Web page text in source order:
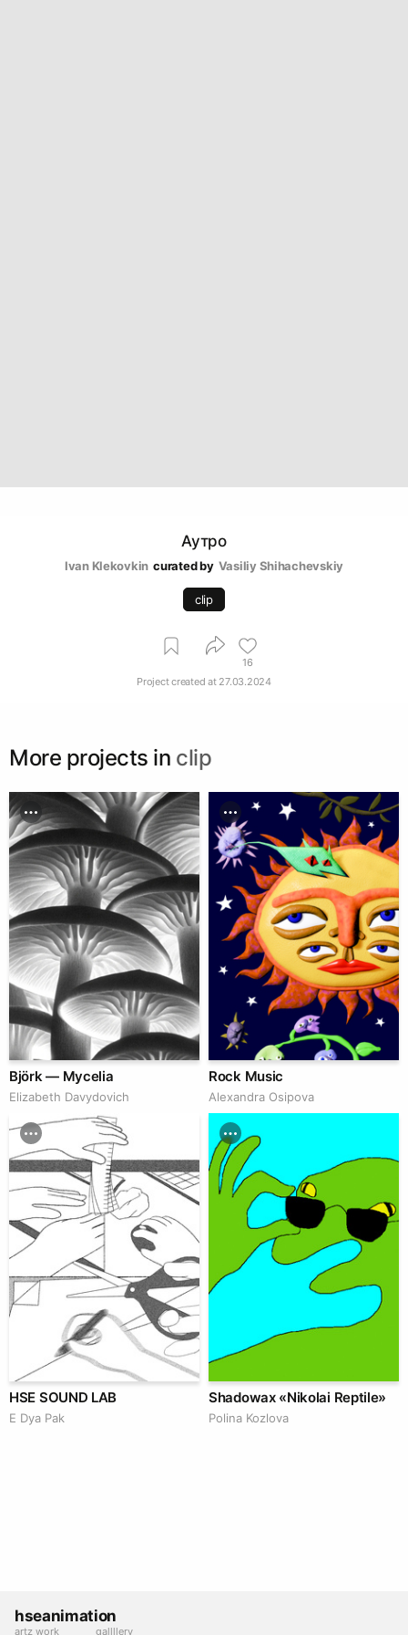
Аутро
Ivan Klekovkin curated by Vasiliy Shihachevskiy
clip
16
Project created at 27.03.2024
More projects in clip
Björk — Mycelia
Elizabeth Davydovich
Rock Music
Alexandra Osipova
HSE SOUND LAB
E Dya Pak
Shadowax «Nikolai Reptile»
Polina Kozlova
hseanimation
artz work gallllery